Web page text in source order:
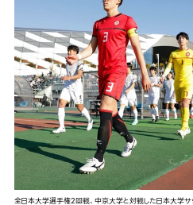
全日本大学選手権2回戦、中京大学と対戦した日本大学サ